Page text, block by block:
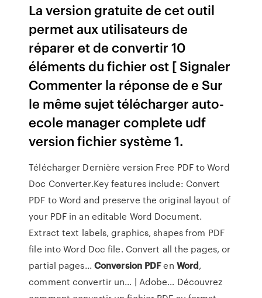
La version gratuite de cet outil
permet aux utilisateurs de
réparer et de convertir 10
éléments du fichier ost [ Signaler
Commenter la réponse de e Sur
le même sujet télécharger auto-
ecole manager complete udf
version fichier système 1.
Télécharger Dernière version Free PDF to Word
Doc Converter.Key features include: Convert
PDF to Word and preserve the original layout of
your PDF in an editable Word Document.
Extract text labels, graphics, shapes from PDF
file into Word Doc file. Convert all the pages, or
partial pages... Conversion PDFen Word,
comment convertir un... | Adobe… Découvrez